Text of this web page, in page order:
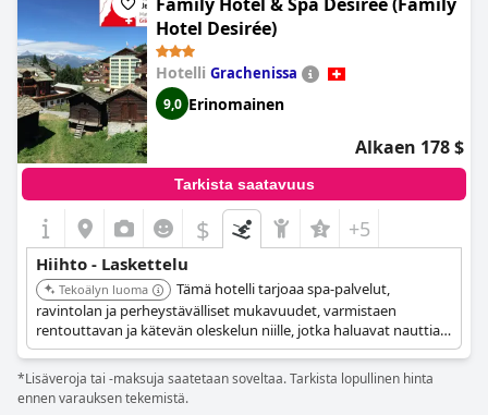
arvostettu ominaisuus.
Hotel Alpenroyalia ympäröivä hiihtoinfrastruktuuri on vankka.
Hissien ollessa vain 50 metrin päässä ja Sunnegga-lähtöpaikan
läheisyydessä rinteille pääseminen ei voisi olla helpompaa.
Hotelli tarjoaa myös 10 % alennuksen suksivuokrauksesta, mikä
parantaa entisestään hiihtomukavuutta. Pääsy tärkeisiin
mukavuuksiin, kuten vain 200 metrin päässä olevaan
hiihtojunaan, ja mahdollisuus ostaa hiihtoliput paikan päällä,
edistävät vaivatonta hiihtokokemusta.
Niille, jotka haluavat tutustua kauemmas tai mennä kaupunkiin,
on olemassa hyödyllisiä oikoteitä, kuten hissi naapurihotellista,
joka laskeutuu maalaismaiseen tunneliin, joka johtaa kylän
keskustaan. Hotelli tarjoaa myös ilmaisen kuljetuspalvelun
rautatieasemalle, mikä yksinkertaistaa kuljetuksia saapuville tai
lähteville vieraille.
Joillakin alueilla olisi kuitenkin parantamisen varaa. Asiakkaat
huomauttivat, että suksihuone kaipaa kiireellistä kunnostusta ja
että suksikenkien alue on hyvin rajallinen. Lisäksi aamiainen
Hotel Desirée)
Hotelli Grachenissa
9,0 Erinomainen
Alkaen 178 $
Tarkista saatavuus
$ +5
Hiihto - Laskettelu
Tekoälyn luoma
Tämä hotelli tarjoaa spa-palvelut,
ravintolan ja perheystävälliset mukavuudet, varmistaen
rentouttavan ja kätevän oleskelun niille, jotka haluavat nauttia
talviurheilusta Grächenissä.
*Lisäveroja tai -maksuja saatetaan soveltaa. Tarkista lopullinen hinta
ennen varauksen tekemistä.